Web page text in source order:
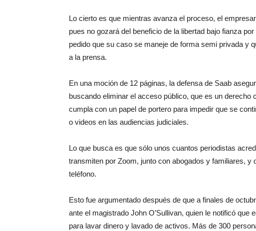
Lo cierto es que mientras avanza el proceso, el
pues no gozará del beneficio de la libertad bajo fianza
pedido que su caso se maneje de forma semi privada y
a la prensa.
En una moción de 12 páginas, la defensa de Saab
buscando eliminar el acceso público, que es un derecho
cumpla con un papel de portero para impedir que se
o videos en las audiencias judiciales.
Lo que busca es que sólo unos cuantos periodistas
transmiten por Zoom, junto con abogados y familiares,
teléfono.
Esto fue argumentado después de que a finales de
ante el magistrado John O’Sullivan, quien le notificó
para lavar dinero y lavado de activos. Más de 300